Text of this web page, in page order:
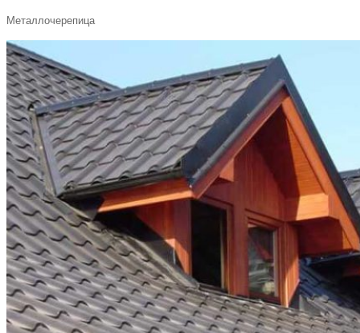
Металлочерепица